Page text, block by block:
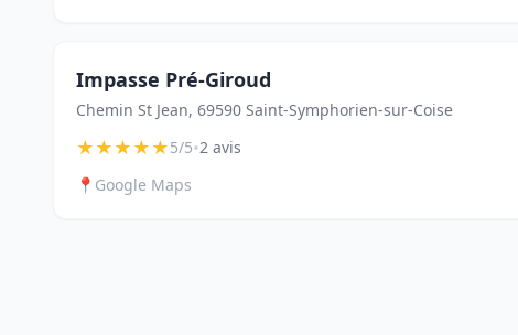
Impasse Pré-Giroud
Chemin St Jean, 69590 Saint-Symphorien-sur-Coise
★★★★★5/5•2 avis
📍 Google Maps